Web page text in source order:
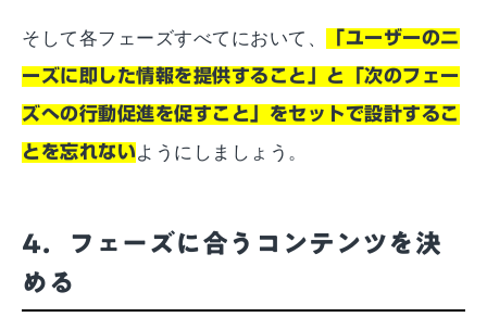
そして各フェーズすべてにおいて、 「ユーザーのニ
ーズに即した情報を提供すること」と「次のフェー
ズへの行動促進を促すこと」をセットで設計するこ
とを忘れないようにしましょう。
4．フェーズに合うコンテンツを決
める